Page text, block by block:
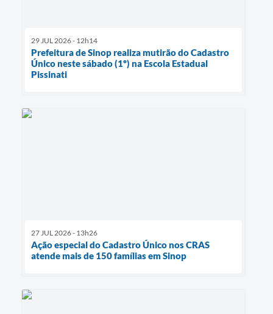
29 JUL 2026 - 12h14
Prefeitura de Sinop realiza mutirão do Cadastro
Único neste sábado (1º) na Escola Estadual
Pissinati
27 JUL 2026 - 13h26
Ação especial do Cadastro Único nos CRAS
atende mais de 150 famílias em Sinop